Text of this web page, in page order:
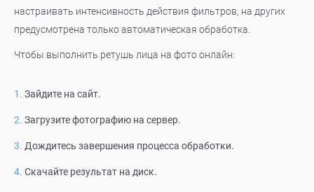
настраивать интенсивность действия фильтров, на других
предусмотрена только автоматическая обработка.
Чтобы выполнить ретушь лица на фото онлайн:
Зайдите на сайт.
Загрузите фотографию на сервер.
Дождитесь завершения процесса обработки.
Скачайте результат на диск.